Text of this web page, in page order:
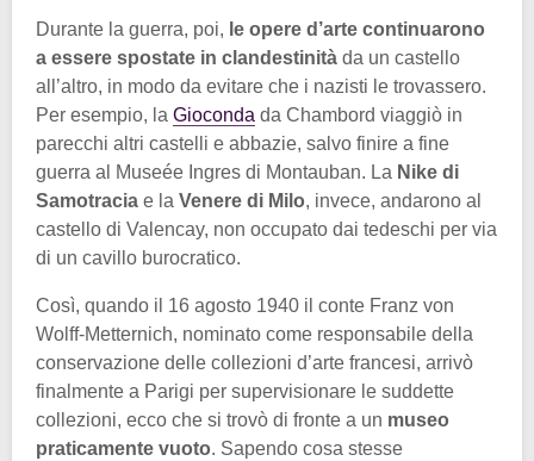
Durante la guerra, poi, le opere d’arte continuarono
a essere spostate in clandestinità da un castello
all’altro, in modo da evitare che i nazisti le trovassero.
Per esempio, la Gioconda da Chambord viaggiò in
parecchi altri castelli e abbazie, salvo finire a fine
guerra al Museée Ingres di Montauban. La Nike di
Samotracia e la Venere di Milo, invece, andarono al
castello di Valencay, non occupato dai tedeschi per via
di un cavillo burocratico.
Così, quando il 16 agosto 1940 il conte Franz von
Wolff-Metternich, nominato come responsabile della
conservazione delle collezioni d’arte francesi, arrivò
finalmente a Parigi per supervisionare le suddette
collezioni, ecco che si trovò di fronte a un museo
praticamente vuoto. Sapendo cosa stesse